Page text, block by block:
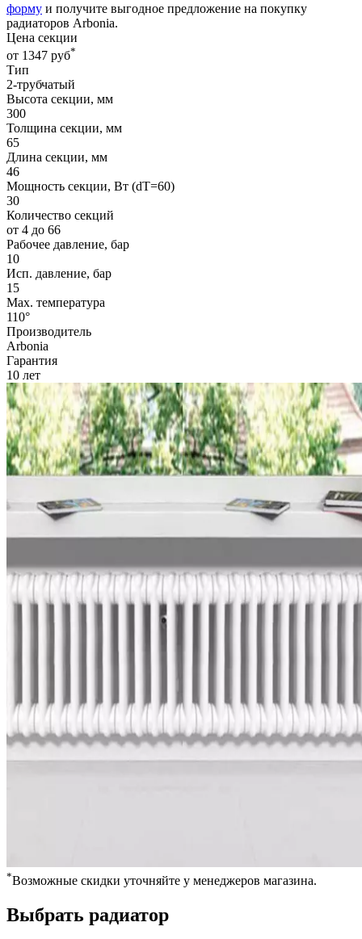
форму и получите выгодное предложение на покупку
радиаторов Arbonia.
Цена секции
от 1347 руб*
Тип
2-трубчатый
Высота секции, мм
300
Толщина секции, мм
65
Длина секции, мм
46
Мощность секции, Вт (dT=60)
30
Количество секций
от 4 до 66
Рабочее давление, бар
10
Исп. давление, бар
15
Max. температура
110°
Производитель
Arbonia
Гарантия
10 лет
*Возможные скидки уточняйте у менеджеров магазина.
Выбрать радиатор